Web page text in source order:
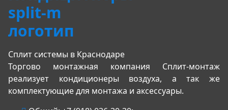
Сплит системы в Краснодаре
Торгово монтажная компания Сплит-монтаж
реализует кондиционеры воздуха, а так же
комплектующие для монтажа и аксессуары.